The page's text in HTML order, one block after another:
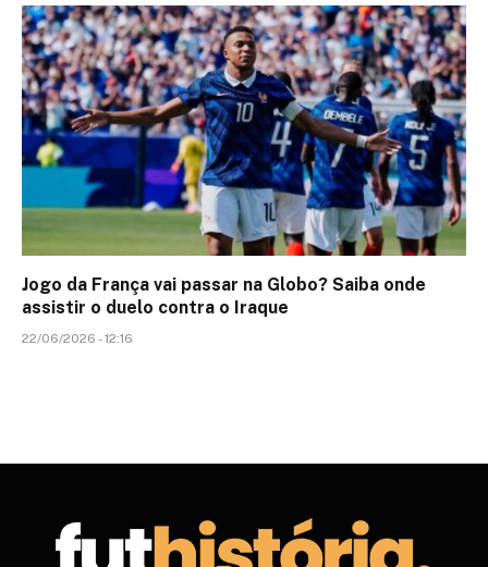
Jogo da França vai passar na Globo? Saiba onde
assistir o duelo contra o Iraque
22/06/2026 - 12:16